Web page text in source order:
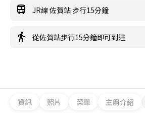
JR線 佐賀站 步行15分鐘
從佐賀站步行15分鐘即可到達
資訊 照片 菜單 主廚介紹